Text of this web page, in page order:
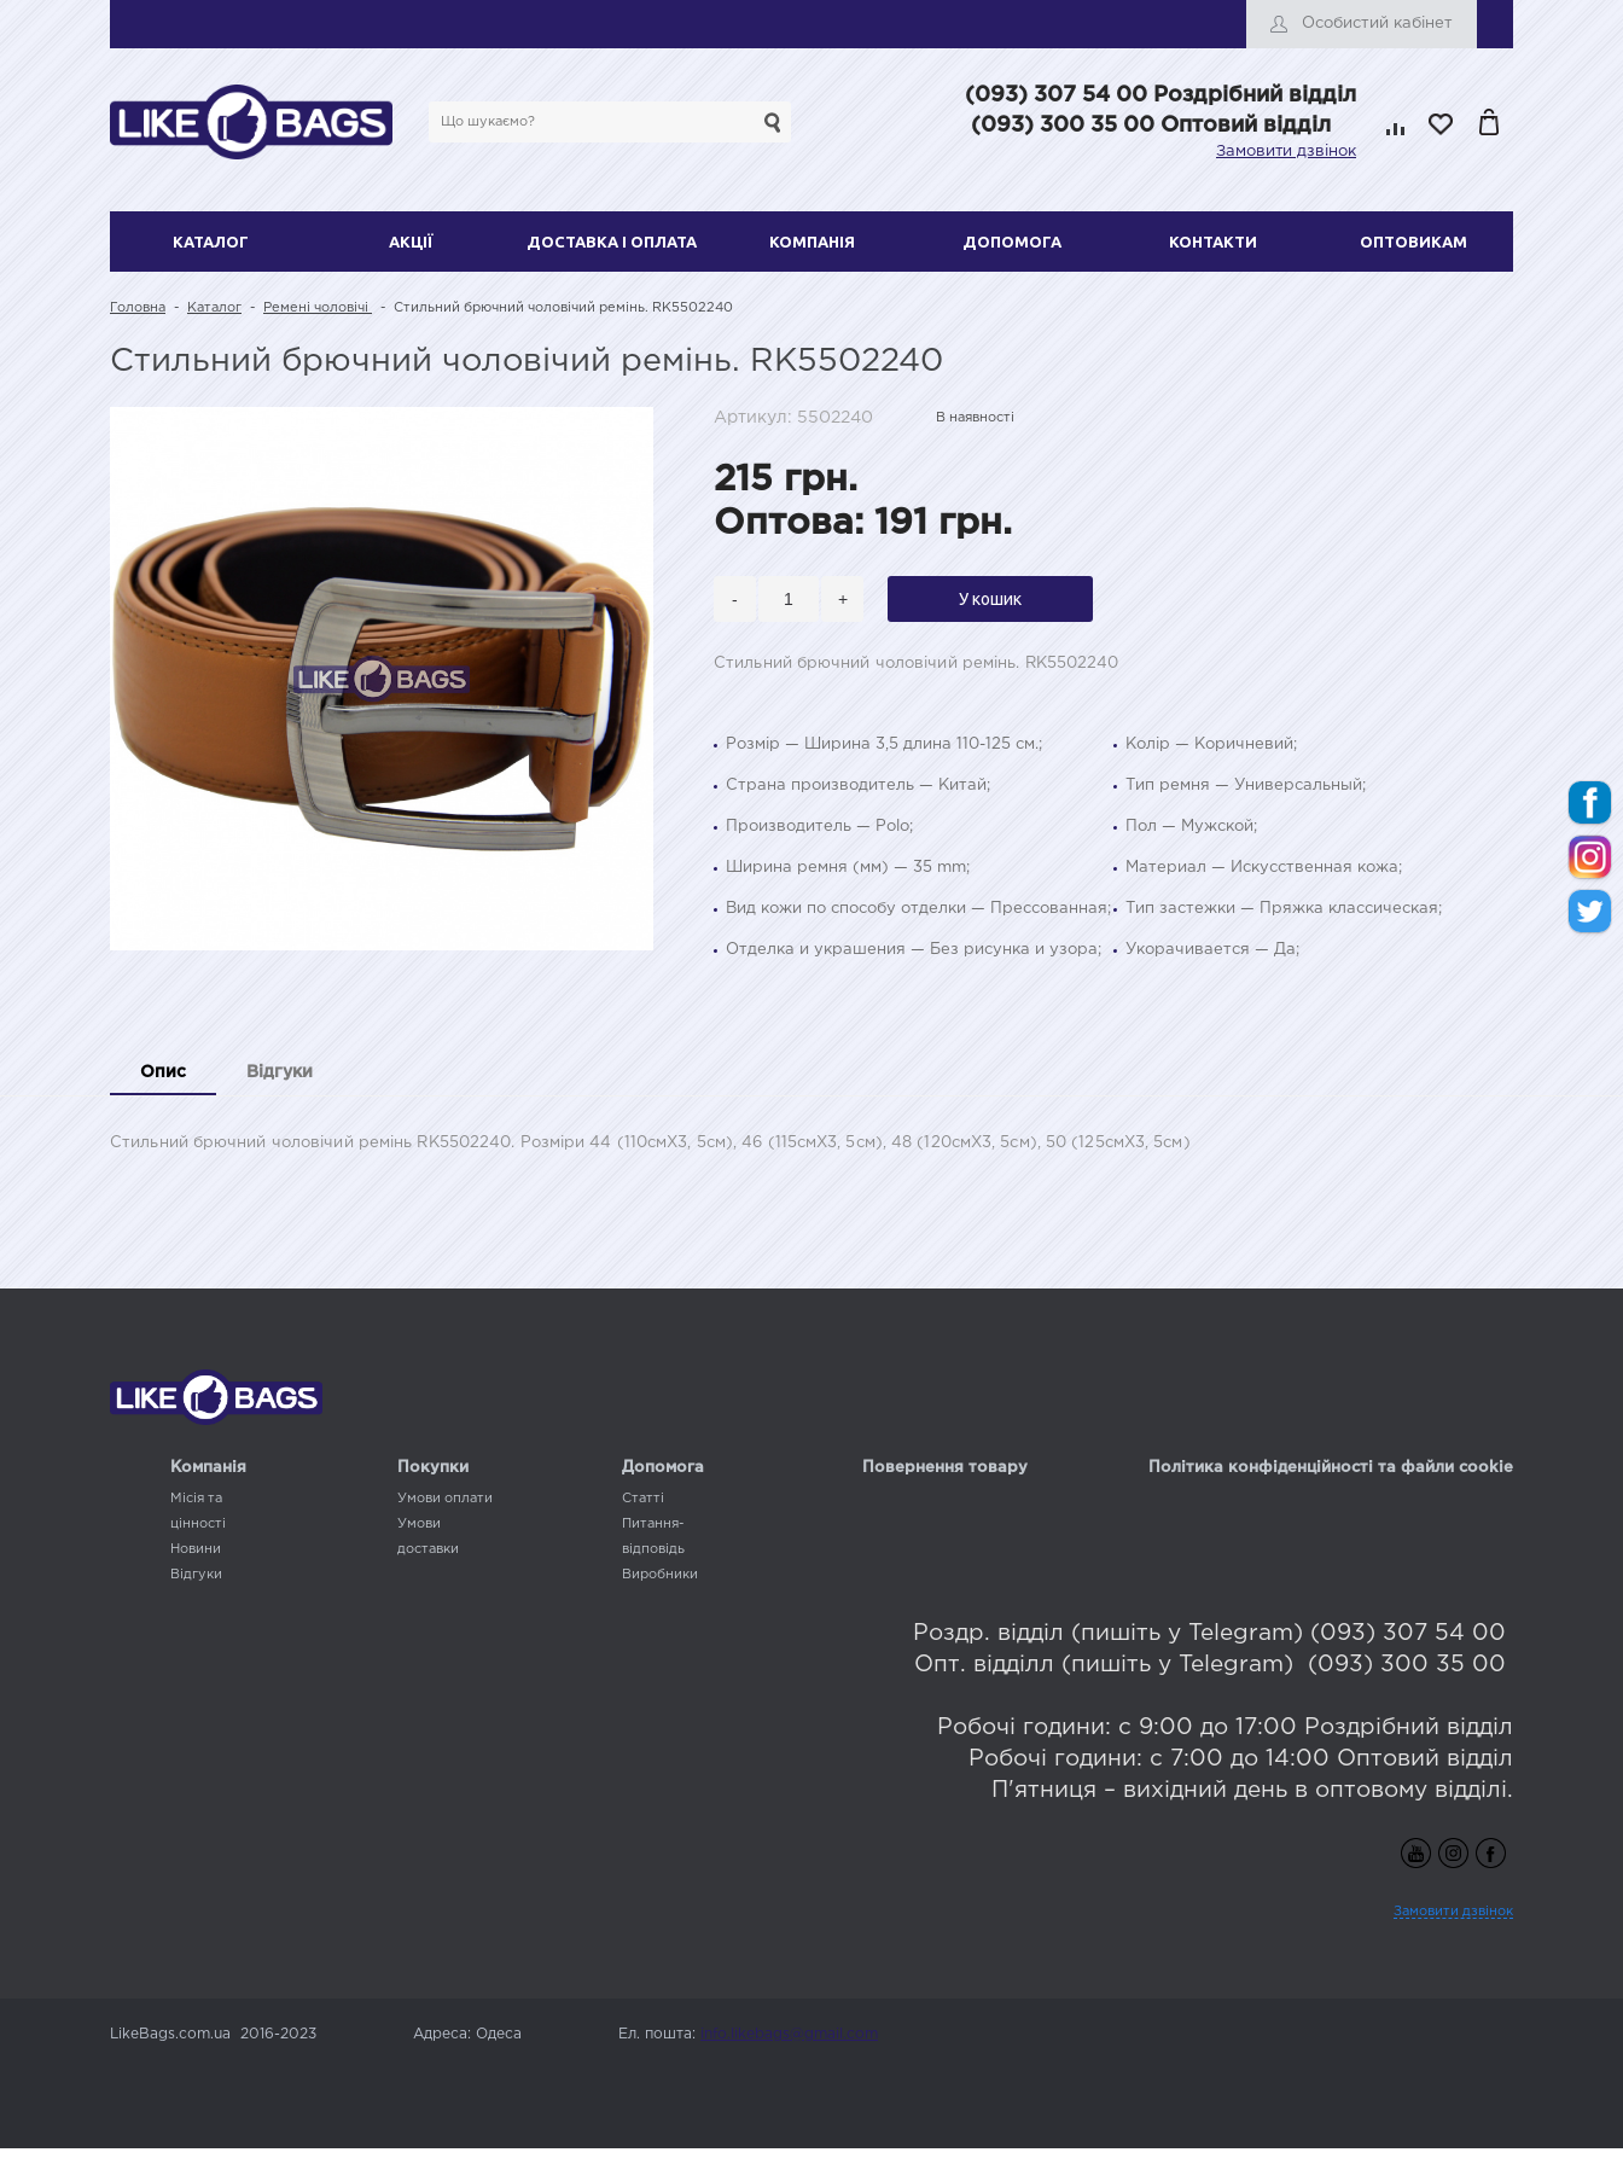
Особистий кабінет
(093) 307 54 00 Роздрібний відділ
(093) 300 35 00 Оптовий відділ
Замовити дзвінок
КАТАЛОГ АКЦІЇ ДОСТАВКА І ОПЛАТА КОМПАНІЯ ДОПОМОГА КОНТАКТИ ОПТОВИКАМ
Головна - Каталог - Ремені чоловічі - Стильний брючний чоловічий ремінь. RK5502240
Стильний брючний чоловічий ремінь. RK5502240
Артикул: 5502240 В наявності
215 грн.
Оптова: 191 грн.
- + У кошик
Стильний брючний чоловічий ремінь. RK5502240
Розмір — Ширина 3,5 длина 110-125 см.; Колір — Коричневий;
Страна производитель — Китай; Тип ремня — Универсальный;
Производитель — Polo; Пол — Мужской;
Ширина ремня (мм) — 35 mm; Материал — Искусственная кожа;
Вид кожи по способу отделки — Прессованная; Тип застежки — Пряжка классическая;
Отделка и украшения — Без рисунка и узора; Укорачивается — Да;
Опис Відгуки
Стильний брючний чоловічий ремінь RK5502240. Розміри 44 (110смХ3, 5см), 46 (115смХ3, 5см), 48 (120смХ3, 5см), 50 (125смХ3, 5см)
Компанія
Місія та
цінності
Новини
Відгуки
Покупки
Умови оплати
Умови
доставки
Допомога
Статті
Питання-
відповідь
Виробники
Повернення товару Політика конфіденційності та файли cookie
Роздр. відділ (пишіть у Telegram) (093) 307 54 00
Опт. відділл (пишіть у Telegram) (093) 300 35 00
Робочі години: с 9:00 до 17:00 Роздрібний відділ
Робочі години: с 7:00 до 14:00 Оптовий відділ
П'ятниця – вихідний день в оптовому відділі.
Замовити дзвінок
LikeBags.com.ua 2016-2023 Адреса: Одеса Ел. пошта: info.likebags@gmail.com